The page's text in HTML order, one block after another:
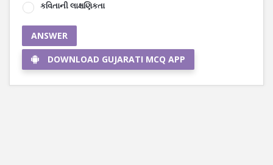
કવિતાની લાક્ષણિકતા
ANSWER
DOWNLOAD GUJARATI MCQ APP